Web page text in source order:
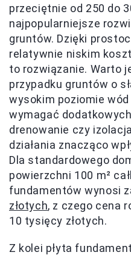
przeciętnie od 250 do
najpopularniejsze
gruntów. Dzięki
relatywnie niskim
to rozwiązanie. Warto
przypadku gruntów o
wysokim poziomie
wymagać
drenowanie czy
działania znacząco
Dla standardowego
powierzchni 100 m²
fundamentów wynosi
złotych, z czego cena
10 tysięcy złotych.
Z kolei płyta